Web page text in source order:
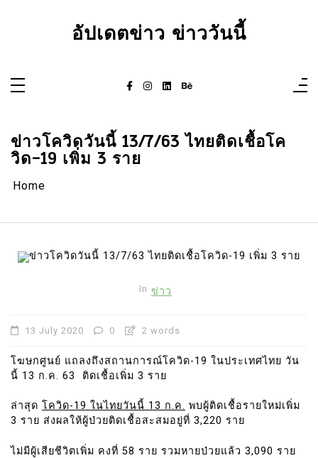
อัปเดตข่าว ข่าววันนี้
ข่าวโควิดวันนี้ 13/7/63 ไทยติดเชื้อโค
วิด-19 เพิ่ม 3 ราย
Home
In ข่าว
13 July 2020 0 2 words
โฆษกศูนย์ แถลงถึงสถานการณ์โควิด-19 ในประเทศไทย วัน
นี้ 13 ก.ค. 63 ติดเชื้อเพิ่ม 3 ราย
ล่าสุด โควิด-19 ในไทยวันนี้ 13 ก.ค. พบผู้ติดเชื้อรายใหม่เพิ่ม
3 ราย ส่งผลให้ผู้ป่วยติดเชื้อสะสมอยู่ที่ 3,220 ราย
ไม่มีผู้เสียชีวิตเพิ่ม คงที่ 58 ราย รวมหายป่วยแล้ว 3,090 ราย